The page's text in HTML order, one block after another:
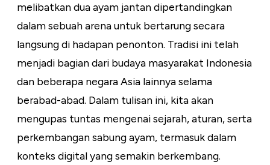
melibatkan dua ayam jantan dipertandingkan
dalam sebuah arena untuk bertarung secara
langsung di hadapan penonton. Tradisi ini telah
menjadi bagian dari budaya masyarakat Indonesia
dan beberapa negara Asia lainnya selama
berabad-abad. Dalam tulisan ini, kita akan
mengupas tuntas mengenai sejarah, aturan, serta
perkembangan sabung ayam, termasuk dalam
konteks digital yang semakin berkembang.